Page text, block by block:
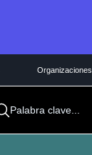
Organizaciones